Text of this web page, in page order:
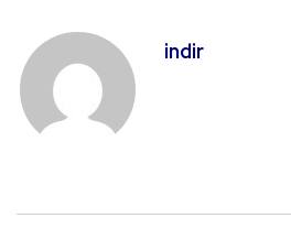
indir